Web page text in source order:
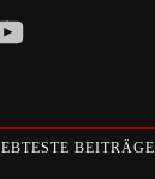
BEITRÄGE